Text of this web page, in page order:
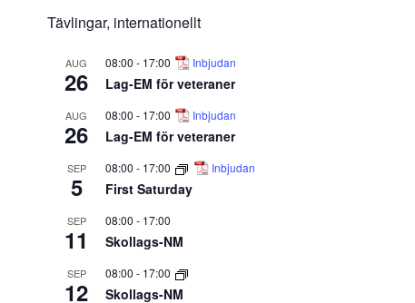
Tävlingar, internationellt
AUG
26
08:00 - 17:00 Inbjudan
Lag-EM för veteraner
AUG
26
08:00 - 17:00 Inbjudan
Lag-EM för veteraner
SEP
5
08:00 - 17:00 Inbjudan
First Saturday
SEP
11
08:00 - 17:00
Skollags-NM
SEP
12
08:00 - 17:00
Skollags-NM